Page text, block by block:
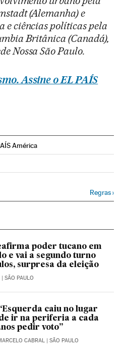
(Alemanha) e
e ciências políticas pela
Britânica (Canadá),
Nossa São Paulo.
Assine o EL PAÍS
América
en Instagram
en Facebook
Regras›
poder tucano em
e vai a segundo turno
surpresa da eleição
| SÃO PAULO
caiu no lugar
ir na periferia a cada
pedir voto”
CABRAL | SÃO PAULO